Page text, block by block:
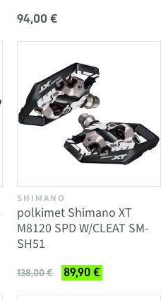
94,00 €
SHIMANO
polkimet Shimano XT
M8120 SPD W/CLEAT SM-
SH51
138,00 € 89,90 €